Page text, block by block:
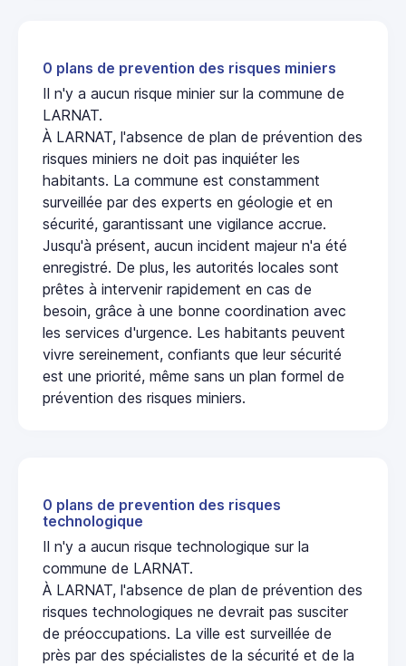
0 plans de prevention des risques miniers
Il n'y a aucun risque minier sur la commune de
LARNAT.
À LARNAT, l'absence de plan de prévention des
risques miniers ne doit pas inquiéter les
habitants. La commune est constamment
surveillée par des experts en géologie et en
sécurité, garantissant une vigilance accrue.
Jusqu'à présent, aucun incident majeur n'a été
enregistré. De plus, les autorités locales sont
prêtes à intervenir rapidement en cas de
besoin, grâce à une bonne coordination avec
les services d'urgence. Les habitants peuvent
vivre sereinement, confiants que leur sécurité
est une priorité, même sans un plan formel de
prévention des risques miniers.
0 plans de prevention des risques
technologique
Il n'y a aucun risque technologique sur la
commune de LARNAT.
À LARNAT, l'absence de plan de prévention des
risques technologiques ne devrait pas susciter
de préoccupations. La ville est surveillée de
près par des spécialistes de la sécurité et de la